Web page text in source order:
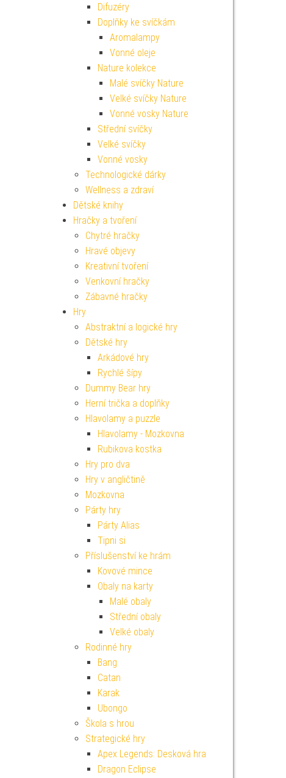
Difuzéry
Doplňky ke svíčkám
Aromalampy
Vonné oleje
Nature kolekce
Malé svíčky Nature
Velké svíčky Nature
Vonné vosky Nature
Střední svíčky
Velké svíčky
Vonné vosky
Technologické dárky
Wellness a zdraví
Dětské knihy
Hračky a tvoření
Chytré hračky
Hravé objevy
Kreativní tvoření
Venkovní hračky
Zábavné hračky
Hry
Abstraktní a logické hry
Dětské hry
Arkádové hry
Rychlé šípy
Dummy Bear hry
Herní trička a doplňky
Hlavolamy a puzzle
Hlavolamy - Mozkovna
Rubikova kostka
Hry pro dva
Hry v angličtině
Mozkovna
Párty hry
Párty Alias
Tipni si
Příslušenství ke hrám
Kovové mince
Obaly na karty
Malé obaly
Střední obaly
Velké obaly
Rodinné hry
Bang
Catan
Karak
Ubongo
Škola s hrou
Strategické hry
Apex Legends: Desková hra
Dragon Eclipse